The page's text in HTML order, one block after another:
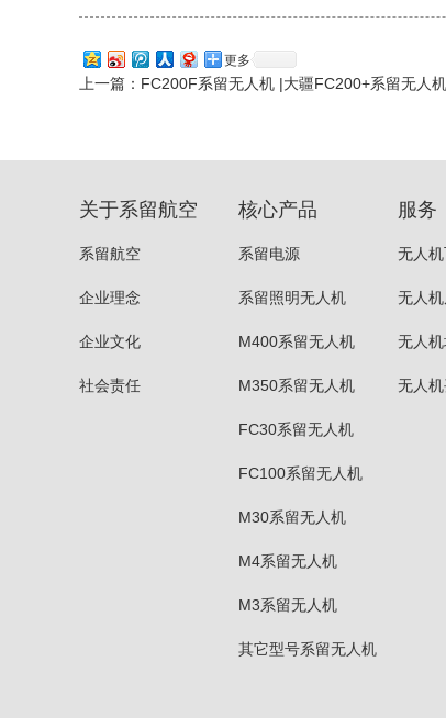
更多
上一篇： FC200F系留无人机 |大疆FC200+系留无人
关于系留航空
系留航空
企业理念
企业文化
社会责任
核心产品
系留电源
系留照明无人机
M400系留无人机
M350系留无人机
FC30系留无人机
FC100系留无人机
M30系留无人机
M4系留无人机
M3系留无人机
其它型号系留无人机
服务
无人
无人
无人
无人